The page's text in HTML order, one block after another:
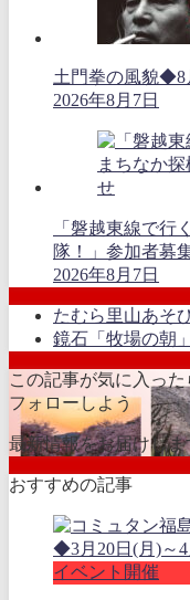
土門拳の風貌◆8
2026年8月7日
「磐越東線で行
隊！」参加者募
2026年8月7日
たむら里山あそ
鏡石「牧場の朝
この記事が気に入った
フォローしよう
最新情報をお届けしま
おすすめの記事
イベント開催